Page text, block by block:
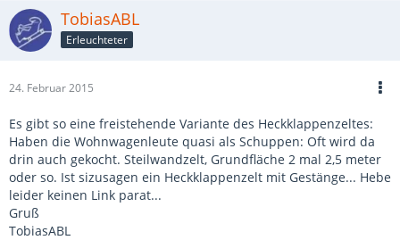
TobiasABL
Erleuchteter
24. Februar 2015
Es gibt so eine freistehende Variante des Heckklappenzeltes:
Haben die Wohnwagenleute quasi als Schuppen: Oft wird da
drin auch gekocht. Steilwandzelt, Grundfläche 2 mal 2,5 meter
oder so. Ist sizusagen ein Heckklappenzelt mit Gestänge... Hebe
leider keinen Link parat...
Gruß
TobiasABL